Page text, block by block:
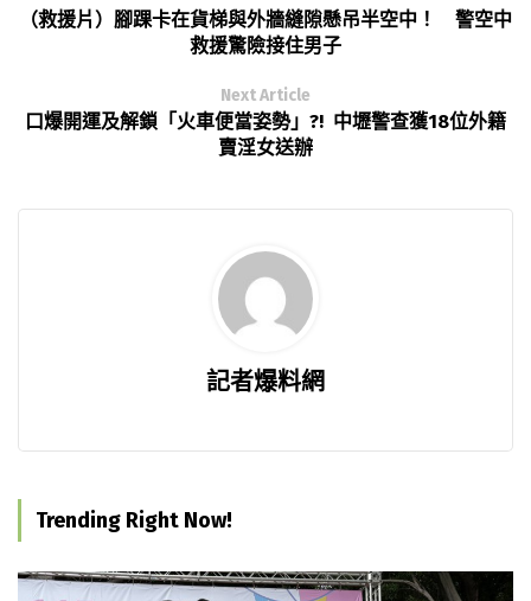
（救援片）腳踝卡在貨梯與外牆縫隙懸吊半空中！ 警空中
救援驚險接住男子
Next Article
口爆開運及解鎖「火車便當姿勢」?! 中壢警查獲18位外籍
賣淫女送辦
記者爆料網
Trending Right Now!